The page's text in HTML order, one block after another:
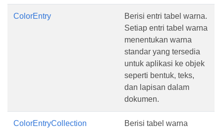
ColorEntry
Berisi entri tabel warna.
Setiap entri tabel warna
menentukan warna
standar yang tersedia
untuk aplikasi ke objek
seperti bentuk, teks,
dan lapisan dalam
dokumen.
ColorEntryCollection
Berisi tabel warna